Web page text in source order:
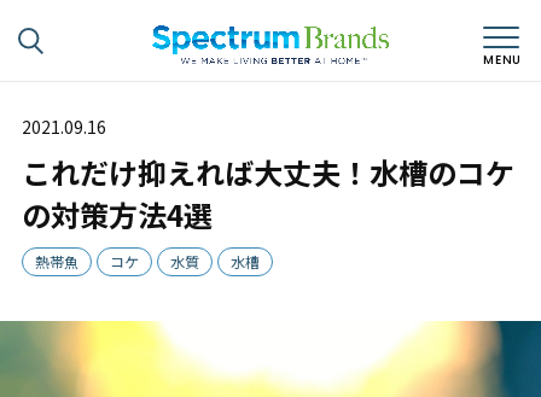
2021.09.16
これだけ抑えれば大丈夫！水槽のコケ
の対策方法4選
熱帯魚 コケ 水質 水槽